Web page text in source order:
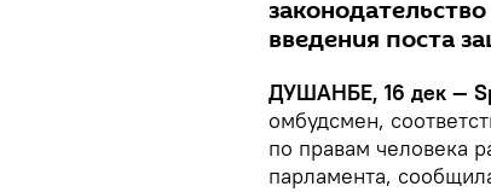
введения поста
ДУШАНБЕ, 16 дек —
омбудсмен,
по правам человека
парламента,